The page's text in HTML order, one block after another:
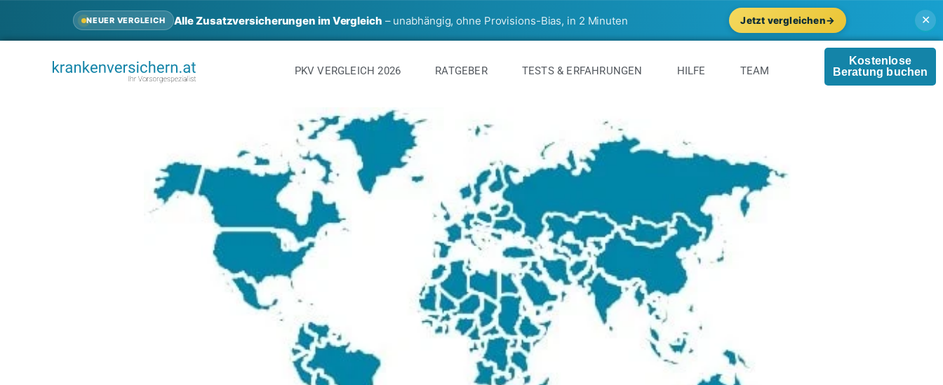
NEUER VERGLEICH Alle Zusatzversicherungen im Vergleich – unabhängig, ohne Provisions-Bias, in 2 Minuten Jetzt vergleichen→ ✕
Kostenlose
Beratung buchen
PKV VERGLEICH 2026 RATGEBER TESTS & ERFAHRUNGEN HILFE TEAM